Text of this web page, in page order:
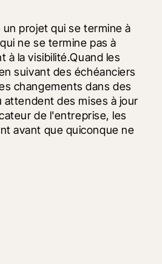
projet qui se termine à
ne se termine pas à
à la visibilité.Quand les
suivant des échéanciers
changements dans des
attendent des mises à jour
de l'entreprise, les
avant que quiconque ne